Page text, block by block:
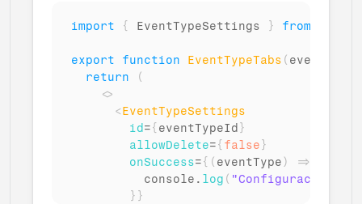
import { EventTypeSettings } from
export function EventTypeTabs (
return
(
<>
<EventTypeSettings
id={ eventTypeId }
allowDelete={ false }
onSuccess={ ( eventType ) =>
console . log ( "Configuración
} }